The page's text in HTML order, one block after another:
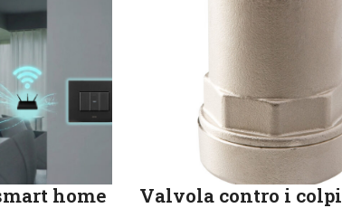
home
Valvola contro i colpi